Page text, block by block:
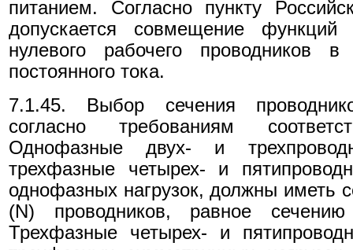
питанием. Согласно пункту
допускается совмещение функций
нулевого рабочего проводников
постоянного тока.
7.1.45. Выбор сечения
согласно требованиям
Однофазные двух- и
трехфазные четырех- и
однофазных нагрузок, должны иметь
(N) проводников, равное
Трехфазные четырех- и